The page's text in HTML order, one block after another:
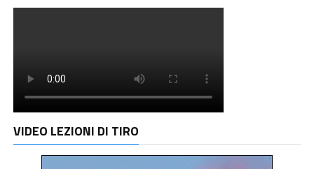
VIDEO LEZIONI DI TIRO